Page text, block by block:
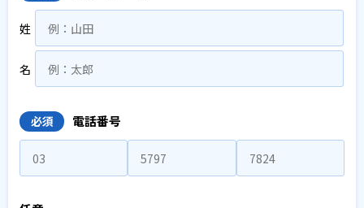
姓
名
必須 電話番号